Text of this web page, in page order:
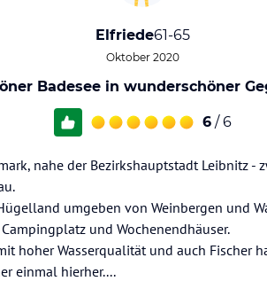
Elfriede61-65
Oktober 2020
Badesee in wunderschöner
6 / 6
nahe der Bezirkshauptstadt Leibnitz -
umgeben von Weinbergen und
und Wochenendhäuser.
hoher Wasserqualität und auch Fischer
einmal hierher....